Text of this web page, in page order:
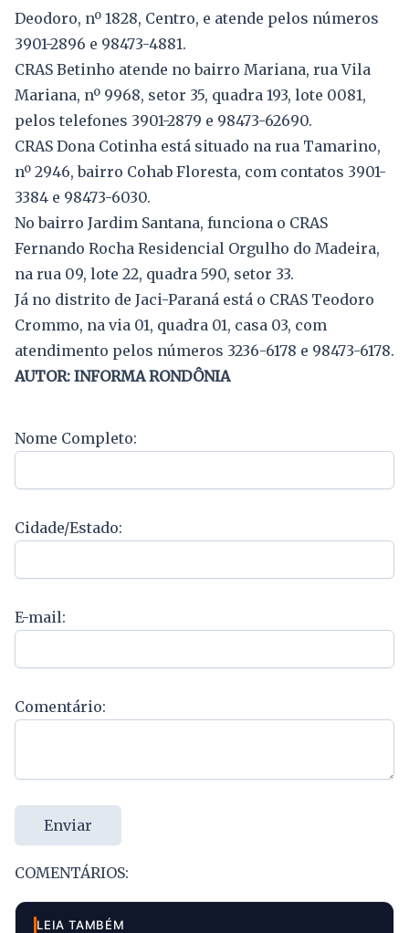
Deodoro, nº 1828, Centro, e atende pelos números
3901-2896 e 98473-4881.
CRAS Betinho atende no bairro Mariana, rua Vila
Mariana, nº 9968, setor 35, quadra 193, lote 0081,
pelos telefones 3901-2879 e 98473-62690.
CRAS Dona Cotinha está situado na rua Tamarino,
nº 2946, bairro Cohab Floresta, com contatos 3901-
3384 e 98473-6030.
No bairro Jardim Santana, funciona o CRAS
Fernando Rocha Residencial Orgulho do Madeira,
na rua 09, lote 22, quadra 590, setor 33.
Já no distrito de Jaci-Paraná está o CRAS Teodoro
Crommo, na via 01, quadra 01, casa 03, com
atendimento pelos números 3236-6178 e 98473-6178.
AUTOR: INFORMA RONDÔNIA
Nome Completo:
Cidade/Estado:
E-mail:
Comentário:
Enviar
COMENTÁRIOS:
LEIA TAMBÉM